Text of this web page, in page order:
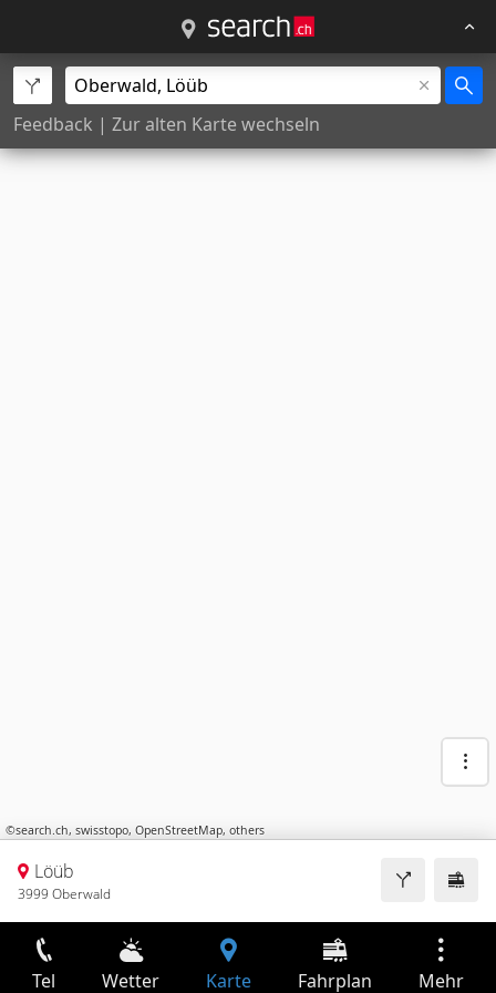
Feedback | Zur alten Karte wechseln
©search.ch, swisstopo, OpenStreetMap, others
Löüb
3999 Oberwald
Tel Wetter Karte Fahrplan Mehr